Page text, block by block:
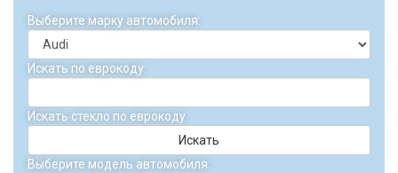
Выберите марку автомобиля:
Искать по еврокоду:
Искать стекло по еврокоду
Искать
Выберите модель автомобиля: